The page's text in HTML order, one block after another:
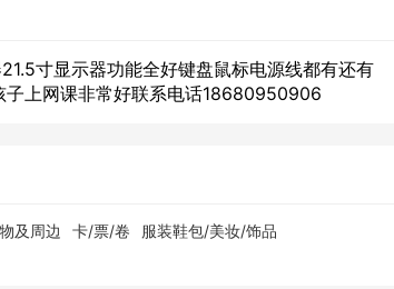
寸显示器功能全好键盘鼠标电源线都有还有
子上网课非常好联系电话18680950906
及周边 卡/票/卷
服装鞋包/美妆/饰品